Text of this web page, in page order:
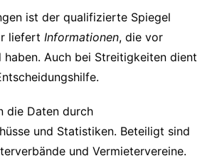
ist der qualifizierte Spiegel
liefert Informationen, die vor
haben. Auch bei Streitigkeiten dient
die Daten durch
und Statistiken. Beteiligt sind
und Vermietervereine.